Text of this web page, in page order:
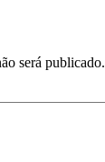
será publicado.